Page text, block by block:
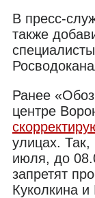
В пресс-
также
Ранее
центре
улицах.
июля, до
запретят
Куколкина и